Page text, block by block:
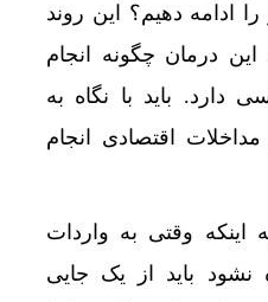
را ادامه دهیم؟ این روند
این درمان چگونه انجام
دارد. باید با نگاه به
اقتصادی انجام
اینکه وقتی به واردات
نشود باید از یک جایی